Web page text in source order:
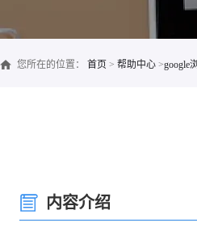
您所在的位置： 首页 > 帮助中心 >google
内容介绍